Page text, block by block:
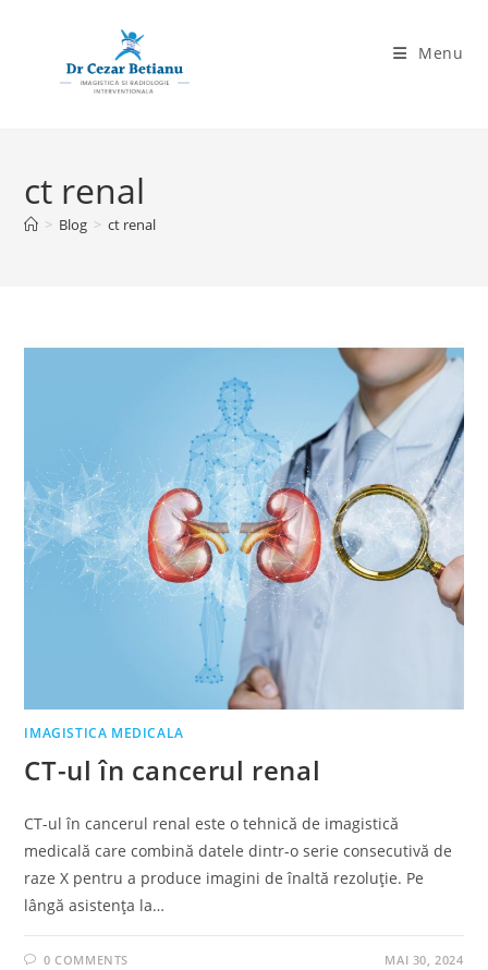
Menu
ct renal
> Blog > ct renal
IMAGISTICA MEDICALA
CT-ul în cancerul renal
CT-ul în cancerul renal este o tehnică de imagistică
medicală care combină datele dintr-o serie consecutivă de
raze X pentru a produce imagini de înaltă rezoluție. Pe
lângă asistența la…
0 COMMENTS MAI 30, 2024